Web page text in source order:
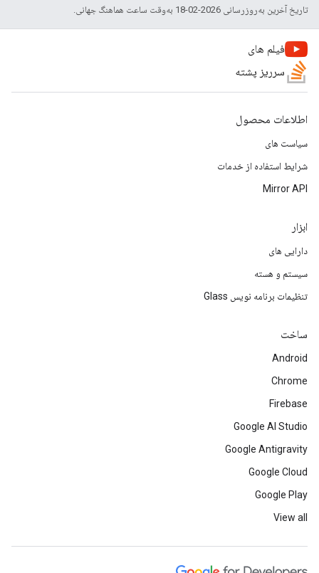
تاریخ آخرین به‌روزرسانی 2026-02-18 به‌وقت ساعت هماهنگ جهانی.
فیلم های
سرریز پشته
اطلاعات محصول
سیاست های
شرایط استفاده از خدمات
Mirror API
ابزار
دارایی های
سیستم و هسته
تنظیمات برنامه نویس Glass
ساخت
Android
Chrome
Firebase
Google AI Studio
Google Antigravity
Google Cloud
Google Play
View all